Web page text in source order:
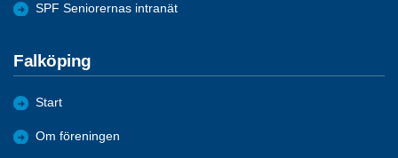
SPF Seniorernas intranät
Falköping
Start
Om föreningen